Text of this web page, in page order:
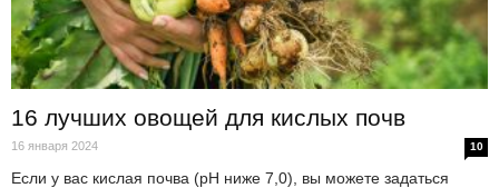
16 лучших овощей для кислых почв
16 января 2024 10
Если у вас кислая почва (pH ниже 7,0), вы можете задаться